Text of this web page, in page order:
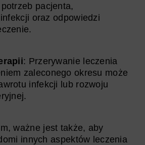
pacjenta,
oraz odpowiedzi
: Przerywanie leczenia
zaleconego okresu może
infekcji lub rozwoju
ważne jest także, aby
innych aspektów leczenia